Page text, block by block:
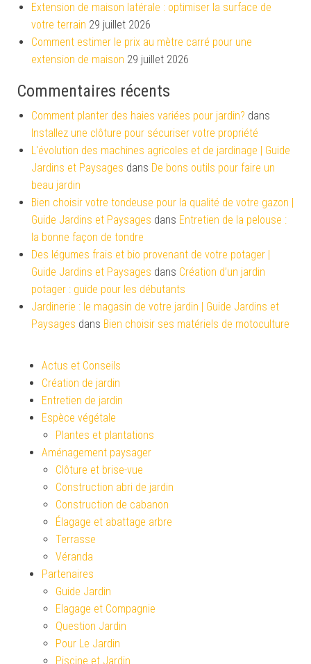
Extension de maison latérale : optimiser la surface de
votre terrain 29 juillet 2026
Comment estimer le prix au mètre carré pour une
extension de maison 29 juillet 2026
Commentaires récents
Comment planter des haies variées pour jardin? dans
Installez une clôture pour sécuriser votre propriété
L'évolution des machines agricoles et de jardinage | Guide
Jardins et Paysages dans De bons outils pour faire un
beau jardin
Bien choisir votre tondeuse pour la qualité de votre gazon |
Guide Jardins et Paysages dans Entretien de la pelouse :
la bonne façon de tondre
Des légumes frais et bio provenant de votre potager |
Guide Jardins et Paysages dans Création d’un jardin
potager : guide pour les débutants
Jardinerie : le magasin de votre jardin | Guide Jardins et
Paysages dans Bien choisir ses matériels de motoculture
Actus et Conseils
Création de jardin
Entretien de jardin
Espèce végétale
Plantes et plantations
Aménagement paysager
Clôture et brise-vue
Construction abri de jardin
Construction de cabanon
Élagage et abattage arbre
Terrasse
Véranda
Partenaires
Guide Jardin
Elagage et Compagnie
Question Jardin
Pour Le Jardin
Piscine et Jardin